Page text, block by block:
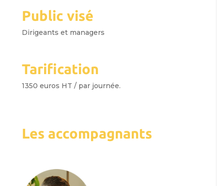
Public visé
Dirigeants et managers
Tarification
1350 euros HT / par journée.
Les accompagnants